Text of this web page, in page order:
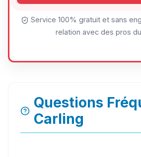
Service 100% gratuit et sans
relation avec des pros
Questions
Carling